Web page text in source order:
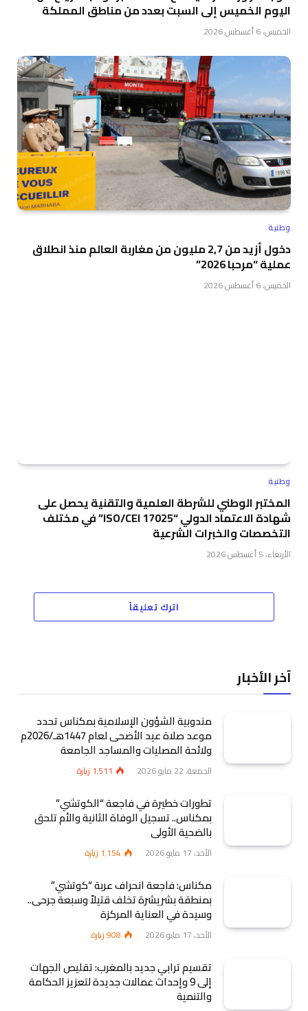
اليوم الخميس إلى السبت بعدد من مناطق المملكة
الخميس، 6 أغسطس 2026
وطنية
دخول أزيد من 2,7 مليون من مغاربة العالم منذ انطلاق
عملية “مرحبا 2026”
الخميس، 6 أغسطس 2026
وطنية
المختبر الوطني للشرطة العلمية والتقنية يحصل على
شهادة الاعتماد الدولي “ISO/CEI 17025” في مختلف
التخصصات والخبرات الشرعية
الأربعاء، 5 أغسطس 2026
اترك تعليقاً
آخر الأخبار
مندوبية الشؤون الإسلامية بمكناس تحدد
موعد صلاة عيد الأضحى لعام 1447هـ/2026م
ولائحة المصليات والمساجد الجامعة
الجمعة، 22 مايو 2026 1٬511 زيارة
تطورات خطيرة في فاجعة “الكوتشي”
بمكناس.. تسجيل الوفاة الثانية والأم تلحق
بالضحية الأولى
الأحد، 17 مايو 2026 1٬154 زيارة
مكناس: فاجعة انحراف عربة “كوتشي”
بمنطقة بشريشرة تخلف قتيلاً وسبعة جرحى..
وسيدة في العناية المركزة
الأحد، 17 مايو 2026 908زيارة
تقسيم ترابي جديد بالمغرب: تقليص الجهات
إلى 9 وإحداث عمالات جديدة لتعزيز الحكامة
والتنمية